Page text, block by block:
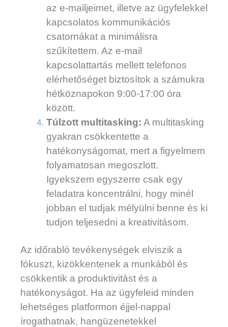
az e-mailjeimet, illetve az ügyfelekkel
kapcsolatos kommunikációs
csatornákat a minimálisra
szűkítettem. Az e-mail
kapcsolattartás mellett telefonos
elérhetőséget biztosítok a számukra
hétköznapokon 9:00-17:00 óra
között.
Túlzott multitasking: A multitasking
gyakran csökkentette a
hatékonyságomat, mert a figyelmem
folyamatosan megoszlott.
Igyekszem egyszerre csak egy
feladatra koncentrálni, hogy minél
jobban el tudjak mélyülni benne és ki
tudjon teljesedni a kreativitásom.
Az időrabló tevékenységek elviszik a
fókuszt, kizökkentenek a munkából és
csökkentik a produktivitást és a
hatékonyságot. Ha az ügyfeleid minden
lehetséges platformon éjjel-nappal
írogathatnak, hangüzenetekkel